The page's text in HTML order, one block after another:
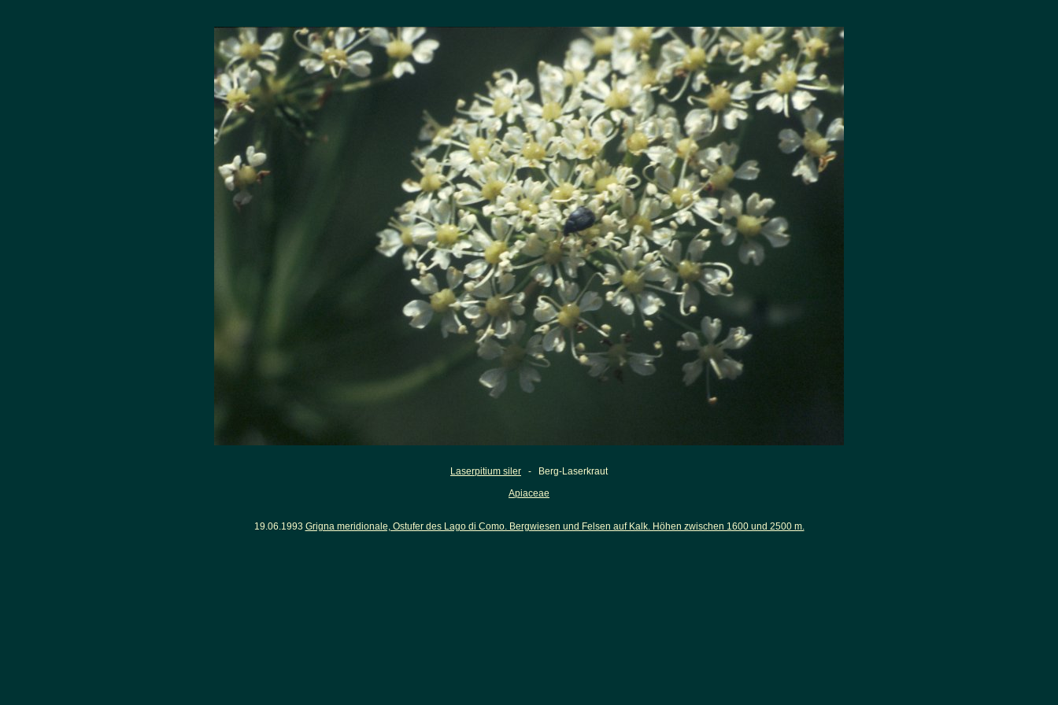
Laserpitium siler - Berg-Laserkraut
Apiaceae
19.06.1993 Grigna meridionale, Ostufer des Lago di Como. Bergwiesen und Felsen auf Kalk. Höhen zwischen 1600 und 2500 m.